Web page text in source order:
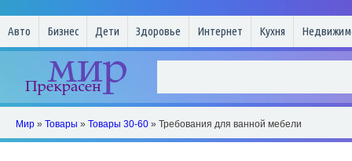
Авто Бизнес Дети Здоровье Интернет Кухня
Мир » Товары » Товары 30-60 » Требования для ванной мебели